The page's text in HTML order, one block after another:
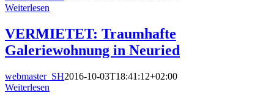
Weiterlesen
VERMIETET: Traumhafte
Galeriewohnung in Neuried
webmaster_SH2016-10-03T18:41:12+02:00
Weiterlesen